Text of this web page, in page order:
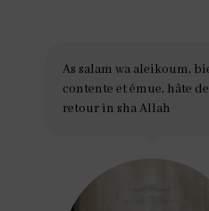
As salam wa aleikoum,
contente et émue, hâte
retour in sha Allah